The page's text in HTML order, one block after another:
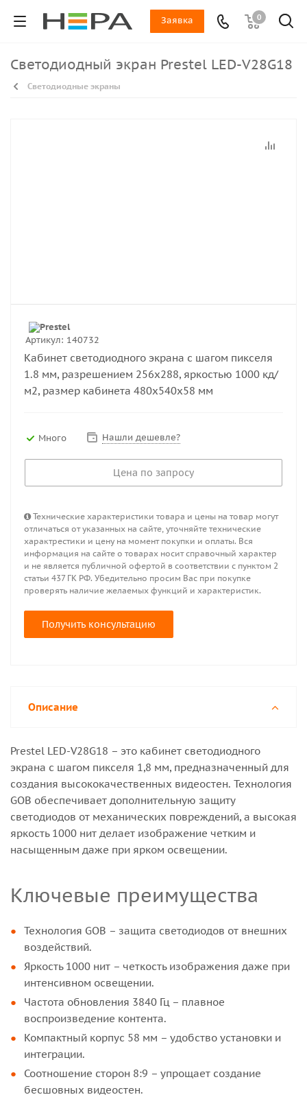
0
Заявка
Светодиодный экран Prestel LED-V28G18
Светодиодные экраны
Артикул: 140732
Кабинет светодиодного экрана с шагом пикселя
1.8 мм, разрешением 256х288, яркостью 1000 кд/
м2, размер кабинета 480х540х58 мм
Много Нашли дешевле?
Цена по запросу
Технические характеристики товара и цены на товар могут
отличаться от указанных на сайте, уточняйте технические
характрестики и цену на момент покупки и оплаты. Вся
информация на сайте о товарах носит справочный характер
и не является публичной офертой в соответствии с пунктом 2
статьи 437 ГК РФ. Убедительно просим Вас при покупке
проверять наличие желаемых функций и характеристик.
Получить консультацию
Описание
Prestel LED-V28G18 – это кабинет светодиодного
экрана с шагом пикселя 1,8 мм, предназначенный для
создания высококачественных видеостен. Технология
GOB обеспечивает дополнительную защиту
светодиодов от механических повреждений, а высокая
яркость 1000 нит делает изображение четким и
насыщенным даже при ярком освещении.
Ключевые преимущества
Технология GOB – защита светодиодов от внешних
воздействий.
Яркость 1000 нит – четкость изображения даже при
интенсивном освещении.
Частота обновления 3840 Гц – плавное
воспроизведение контента.
Компактный корпус 58 мм – удобство установки и
интеграции.
Соотношение сторон 8:9 – упрощает создание
бесшовных видеостен.